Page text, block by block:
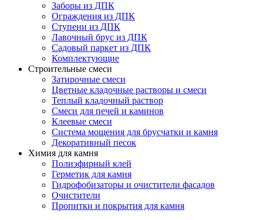
Заборы из ДПК
Ограждения из ДПК
Ступени из ДПК
Лавочный брус из ДПК
Садовый паркет из ДПК
Комплектующие
Строительные смеси
Затирочные смеси
Цветные кладочные растворы и смеси
Теплый кладочный раствор
Смеси для печей и каминов
Клеевые смеси
Система мощения для брусчатки и камня
Декоративный песок
Химия для камня
Полиэфирный клей
Герметик для камня
Гидрофобизаторы и очистители фасадов
Очистители
Пропитки и покрытия для камня